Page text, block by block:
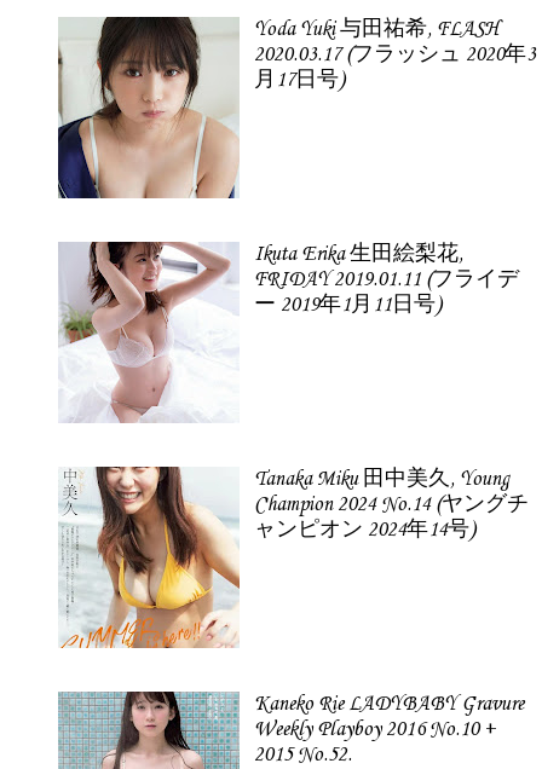
Yoda Yuki 与田祐希, FLASH
2020.03.17 (フラッシュ 2020年3
月17日号)
Ikuta Erika 生田絵梨花,
FRIDAY 2019.01.11 (フライデ
ー 2019年1月11日号)
Tanaka Miku 田中美久, Young
Champion 2024 No.14 (ヤングチ
ャンピオン 2024年14号)
Kaneko Rie LADYBABY Gravure
Weekly Playboy 2016 No.10 +
2015 No.52.